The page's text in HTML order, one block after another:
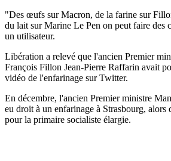
"Des œufs sur Macron, de la farine sur
du lait sur Marine Le Pen on peut faire des
un utilisateur.
Libération a relevé que l'ancien Premier
François Fillon Jean-Pierre Raffarin avait
vidéo de l'enfarinage sur Twitter.
En décembre, l'ancien Premier ministre
eu droit à un enfarinage à Strasbourg, alors
pour la primaire socialiste élargie.